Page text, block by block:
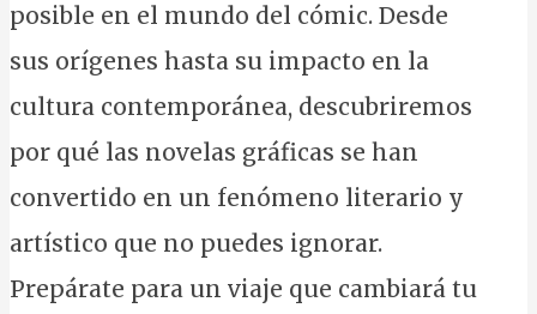
posible en el mundo del cómic. Desde
sus orígenes hasta su impacto en la
cultura contemporánea, descubriremos
por qué las novelas gráficas se han
convertido en un fenómeno literario y
artístico que no puedes ignorar.
Prepárate para un viaje que cambiará tu